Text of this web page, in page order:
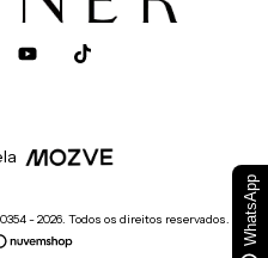
WhatsApp
- 2026. Todos os direitos reservados.